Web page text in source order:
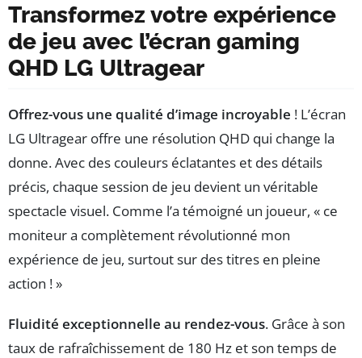
Transformez votre expérience
de jeu avec l’écran gaming
QHD LG Ultragear
Offrez-vous une qualité d’image incroyable ! L’écran
LG Ultragear offre une résolution QHD qui change la
donne. Avec des couleurs éclatantes et des détails
précis, chaque session de jeu devient un véritable
spectacle visuel. Comme l’a témoigné un joueur, « ce
moniteur a complètement révolutionné mon
expérience de jeu, surtout sur des titres en pleine
action ! »
Fluidité exceptionnelle au rendez-vous. Grâce à son
taux de rafraîchissement de 180 Hz et son temps de